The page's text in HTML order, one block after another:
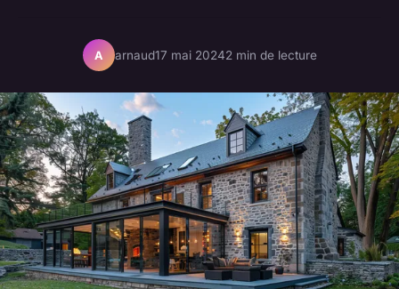
A arnaud17 mai 20242 min de lecture